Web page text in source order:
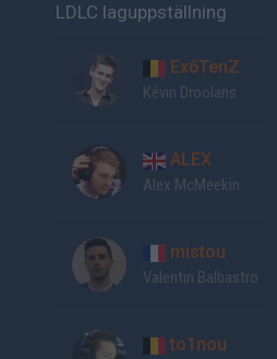
LDLC laguppställning
Ex6TenZ
Kévin Droolans
ALEX
Alex McMeekin
mistou
Valentin Balbastro
to1nou